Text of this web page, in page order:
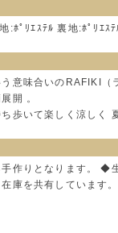
:ﾎﾟﾘｴｽﾃﾙ 裏地:ﾎﾟﾘｴｽ
意味合いのRAFIKI（
開 。
歩いて楽しく涼しく
手作りとなります。
庫を共有しています